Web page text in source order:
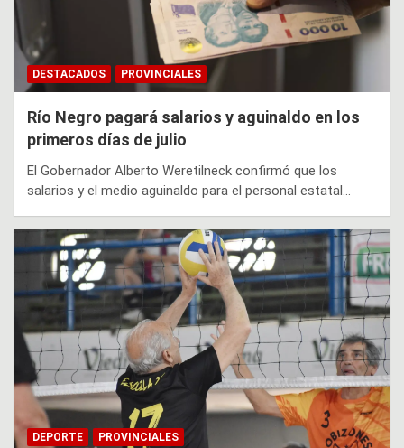
DESTACADOS PROVINCIALES
Río Negro pagará salarios y aguinaldo en los
primeros días de julio
El Gobernador Alberto Weretilneck confirmó que los
salarios y el medio aguinaldo para el personal estatal…
DEPORTE PROVINCIALES